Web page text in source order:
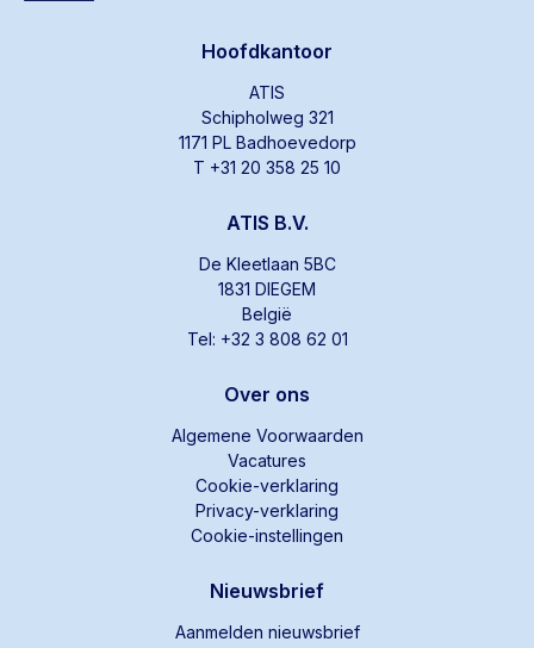
Hoofdkantoor
ATIS
Schipholweg 321
1171 PL Badhoevedorp
T +31 20 358 25 10
ATIS B.V.
De Kleetlaan 5BC
1831 DIEGEM
België
Tel: +32 3 808 62 01
Over ons
Algemene Voorwaarden
Vacatures
Cookie-verklaring
Privacy-verklaring
Cookie-instellingen
Nieuwsbrief
Aanmelden nieuwsbrief